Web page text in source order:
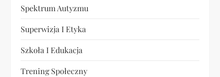
Spektrum Autyzmu
Superwizja I Etyka
Szkoła I Edukacja
Trening Społeczny